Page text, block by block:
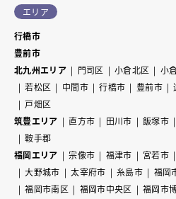
エリア
行橋市
豊前市
北九州エリア
門司区 小倉北区 小
若松区
中間市 行橋市 豊前市
戸畑区
筑豊エリア
直方市 田川市 飯塚市
鞍手郡
福岡エリア
宗像市 福津市 宮若市
大野城市
太宰府市 糸島市 福岡
福岡市南区
福岡市中央区 福岡市